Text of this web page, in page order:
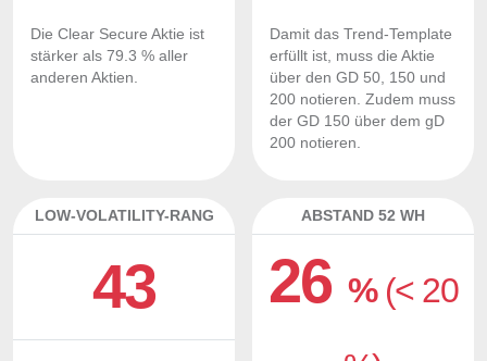
Die Clear Secure Aktie ist
stärker als 79.3 % aller
anderen Aktien.
Damit das Trend-Template
erfüllt ist, muss die Aktie
über den GD 50, 150 und
200 notieren. Zudem muss
der GD 150 über dem gD
200 notieren.
LOW-VOLATILITY-RANG
43
ABSTAND 52 WH
26% (< 20